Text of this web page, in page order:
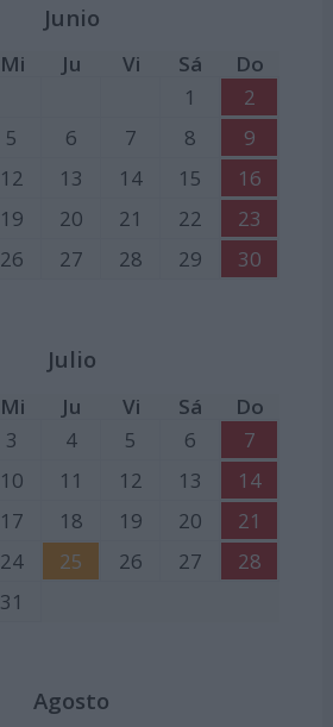
Junio
Mi Ju Vi Sá
Do
1
2
5 6 7 8
9
12 13 14 15
16
19 20 21 22
23
26 27 28 29 30
Julio
Mi Ju Vi Sá
Do
3 4 5 6
7
10 11 12 13
14
17 18 19 20
21
24 25 26 27
28
31
Agosto